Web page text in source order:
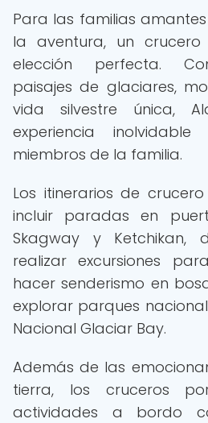
Para las familias
la aventura, un
elección perfecta.
paisajes de glaciares,
vida silvestre única,
experiencia
miembros de la familia.
Los itinerarios de
incluir paradas en
Skagway y Ketchikan,
realizar excursiones
hacer senderismo en
explorar parques
Nacional Glaciar Bay.
Además de las
tierra, los cruceros
actividades a bordo